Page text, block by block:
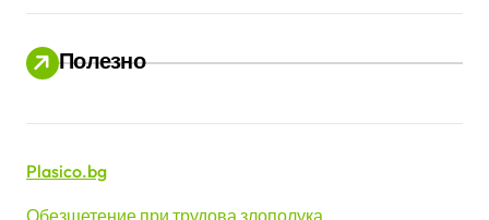
Полезно
Plasico.bg